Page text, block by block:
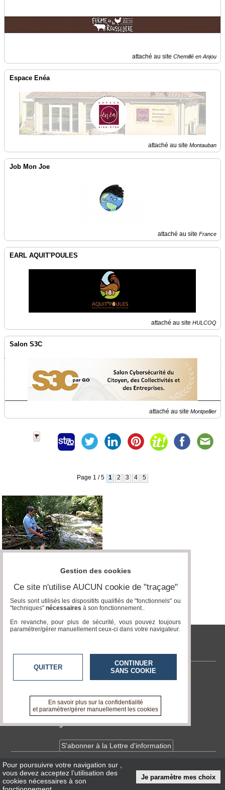
attaché au site Chemillé en Anjou
Espace Enéa
attaché au site Montauban
Job Mon Joe
attaché au site France
EARL AQUIT'POULES
attaché au site HULCOQ
Salon S3C
attaché au site Montpellier
Page 1 / 5 1 2 3 4 5
tvlocale.fr
Contactez-nous
A propos de tvlocale.fr
Devenir délégué
S'abonner à la Lettre d'information
InfosCNIL/RGPD
Conditions Générales d'Utilisation
Pour poursuivre votre navigation sur
vous devez acceptez l’utilisation des
cookies nécessaires à son
Je paramètre mes choix
Gestion des cookies
Ce site n'utilise AUCUN cookie de "traçage"
Seuls sont utilisés les dispositifs qualifiés de "fonctionnels" ou
"techniques" nécessaires à son fonctionnement..
En revanche, pour plus de sécurité, vous pouvez toujours
paramétrer/gérer manuellement ceux-ci dans votre navigateur.
QUITTER
CONTINUER
SANS COOKIE
En savoir plus sur la confidentialité
et paramétrer/gérer manuellement les cookies